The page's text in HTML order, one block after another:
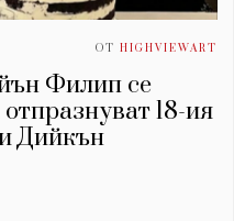
ОТ HIGHVIEWART
Филип се
18-ия
Дийкън